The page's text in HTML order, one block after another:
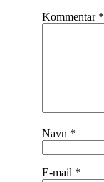
Kommentar *
Navn *
E-mail *